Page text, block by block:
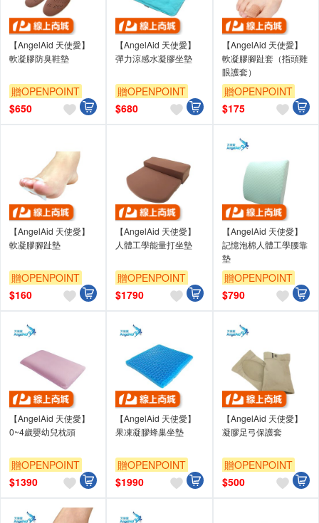
【AngelAid 天使愛】
軟凝膠防臭鞋墊
贈OPENPOINT
$650
【AngelAid 天使愛】
彈力涼感水凝膠坐墊
贈OPENPOINT
$680
【AngelAid 天使愛】
軟凝膠腳趾套（指頭雞
眼護套）
贈OPENPOINT
$175
【AngelAid 天使愛】
軟凝膠腳趾墊
贈OPENPOINT
$160
【AngelAid 天使愛】
人體工學能量打坐墊
贈OPENPOINT
$1790
【AngelAid 天使愛】
記憶泡棉人體工學腰靠
墊
贈OPENPOINT
$790
【AngelAid 天使愛】
0~4歲嬰幼兒枕頭
贈OPENPOINT
$1390
【AngelAid 天使愛】
果凍凝膠蜂巢坐墊
贈OPENPOINT
$1990
【AngelAid 天使愛】
凝膠足弓保護套
贈OPENPOINT
$500